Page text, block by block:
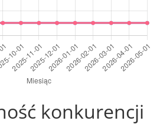
konkurencji